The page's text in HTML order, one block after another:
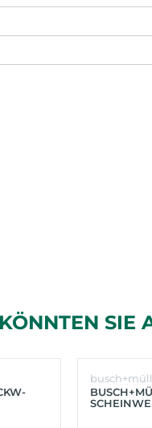
KÖNNTEN SIE